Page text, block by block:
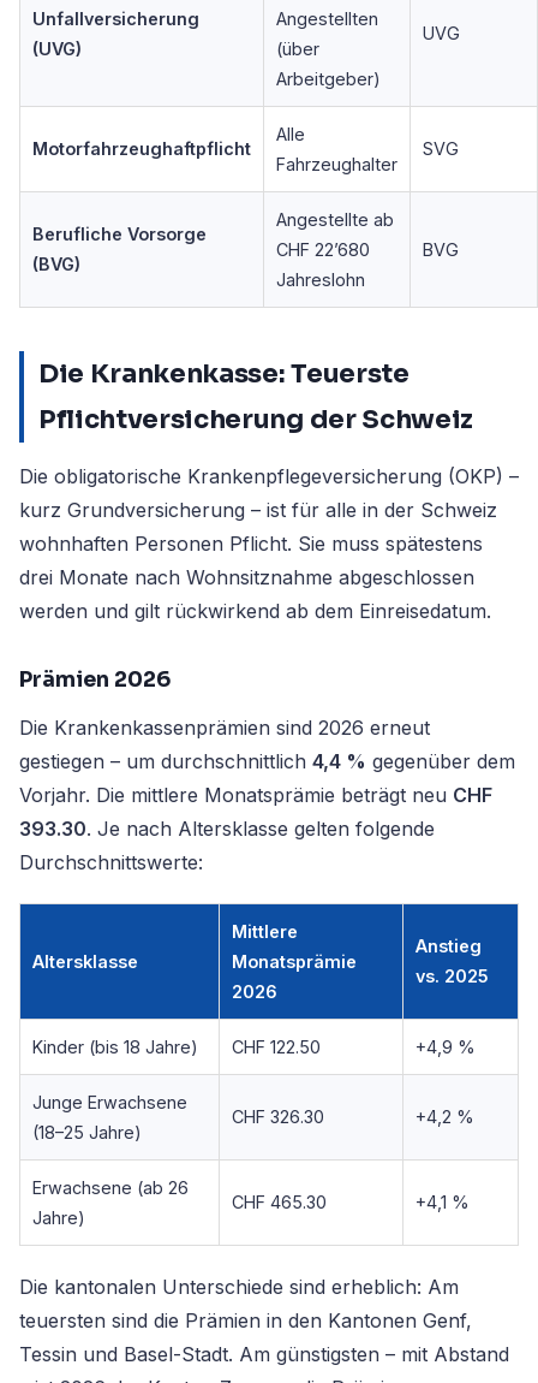
Unfallversicherung
(UVG)
Angestellten
(über
Arbeitgeber)
UVG
Motorfahrzeughaftpflicht
Alle
Fahrzeughalter
SVG
Berufliche Vorsorge
(BVG)
Angestellte ab
CHF 22’680
Jahreslohn
BVG
Die Krankenkasse: Teuerste
Pflichtversicherung der Schweiz
Die obligatorische Krankenpflegeversicherung (OKP) –
kurz Grundversicherung – ist für alle in der Schweiz
wohnhaften Personen Pflicht. Sie muss spätestens
drei Monate nach Wohnsitznahme abgeschlossen
werden und gilt rückwirkend ab dem Einreisedatum.
Prämien 2026
Die Krankenkassenprämien sind 2026 erneut
gestiegen – um durchschnittlich 4,4 % gegenüber dem
Vorjahr. Die mittlere Monatsprämie beträgt neu CHF
393.30. Je nach Altersklasse gelten folgende
Durchschnittswerte:
Altersklasse
Mittlere
Monatsprämie
2026
Anstieg
vs. 2025
Kinder (bis 18 Jahre) CHF 122.50 +4,9 %
Junge Erwachsene
(18–25 Jahre)
CHF 326.30 +4,2 %
Erwachsene (ab 26
Jahre)
CHF 465.30 +4,1 %
Die kantonalen Unterschiede sind erheblich: Am
teuersten sind die Prämien in den Kantonen Genf,
Tessin und Basel-Stadt. Am günstigsten – mit Abstand